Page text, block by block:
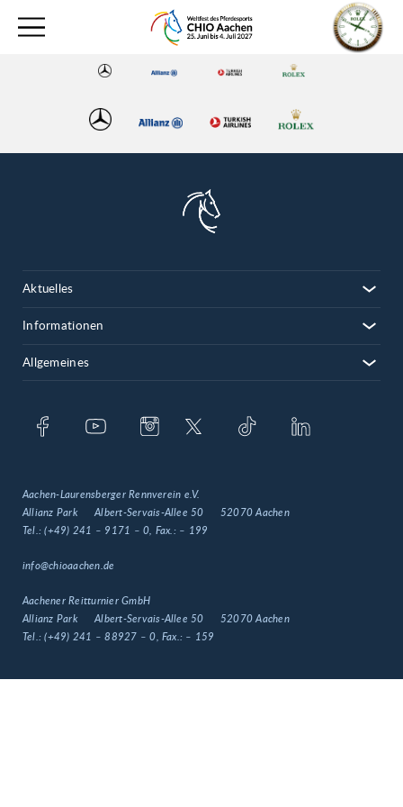
Aktuelles
Informationen
Allgemeines
Aachen-Laurensberger Rennverein e.V.
Allianz Park
Albert-Servais-Allee 50
52070 Aachen
Tel.:(+49) 241 – 9171 – 0 , Fax.: – 199
info@chioaachen.de
Aachener Reitturnier GmbH
Allianz Park
Albert-Servais-Allee 50
52070 Aachen
Tel.:(+49) 241 – 88927 – 0 , Fax.: – 159